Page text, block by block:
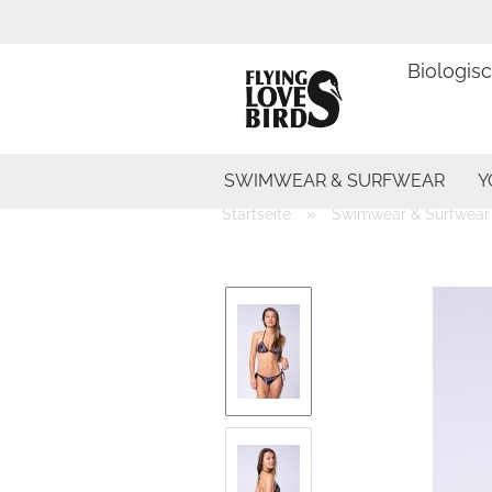
SWIMWEAR & SURFWEAR
Startseite » Swimwear & Surfwear